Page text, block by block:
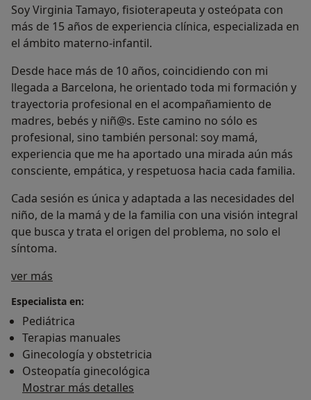
Soy Virginia Tamayo, fisioterapeuta y osteópata con
más de 15 años de experiencia clínica, especializada en
el ámbito materno-infantil.
Desde hace más de 10 años, coincidiendo con mi
llegada a Barcelona, he orientado toda mi formación y
trayectoria profesional en el acompañamiento de
madres, bebés y niñ@s. Este camino no sólo es
profesional, sino también personal: soy mamá,
experiencia que me ha aportado una mirada aún más
consciente, empática, y respetuosa hacia cada familia.
Cada sesión es única y adaptada a las necesidades del
niño, de la mamá y de la familia con una visión integral
que busca y trata el origen del problema, no solo el
síntoma.
ver más
Especialista en:
Pediátrica
Terapias manuales
Ginecología y obstetricia
Osteopatía ginecológica
Mostrar más detalles